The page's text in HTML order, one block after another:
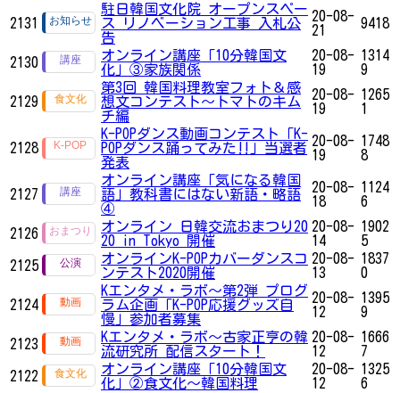
2131
駐日韓国文化院 オープンスペー
ス リノベーション工事 入札公
告
20-08-
21
9418
2130
オンライン講座「10分韓国文
化」③家族関係
20-08-
19
1314
9
2129
第3回 韓国料理教室フォト＆感
想文コンテスト～トマトのキム
チ編
20-08-
19
1265
1
2128
K-POPダンス動画コンテスト「K-
POPダンス踊ってみた‼」​​​​​​当選者
発表
20-08-
19
1748
8
2127
オンライン講座「気になる韓国
語」教科書にはない新語・略語
④
20-08-
18
1124
6
2126
オンライン 日韓交流おまつり20
20 in Tokyo 開催
20-08-
14
1902
5
2125
オンラインK-POPカバーダンスコ
ンテスト2020開催
20-08-
13
1837
0
2124
Kエンタメ・ラボ～第2弾 プログ
ラム企画「K-POP応援グッズ自
慢」参加者募集
20-08-
12
1395
9
2123
Kエンタメ・ラボ～古家正亨の韓
流研究所 配信スタート！
20-08-
12
1666
7
2122
オンライン講座「10分韓国文
化」②食文化〜韓国料理
20-08-
12
1325
6